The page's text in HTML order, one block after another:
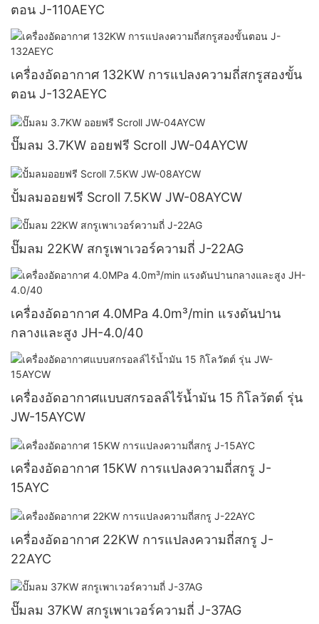
ตอน J-110AEYC
เครื่องอัดอากาศ 132KW การแปลงความถี่สกรูสองขั้น
ตอน J-132AEYC
ปั๊มลม 3.7KW ออยฟรี Scroll JW-04AYCW
ปั้มลมออยฟรี Scroll 7.5KW JW-08AYCW
ปั๊มลม 22KW สกรูเพาเวอร์ความถี่ J-22AG
เครื่องอัดอากาศ 4.0MPa 4.0m³/min แรงดันปาน
กลางและสูง JH-4.0/40
เครื่องอัดอากาศแบบสกรอลล์ไร้น้ำมัน 15 กิโลวัตต์ รุ่น
JW-15AYCW
เครื่องอัดอากาศ 15KW การแปลงความถี่สกรู J-
15AYC
เครื่องอัดอากาศ 22KW การแปลงความถี่สกรู J-
22AYC
ปั๊มลม 37KW สกรูเพาเวอร์ความถี่ J-37AG